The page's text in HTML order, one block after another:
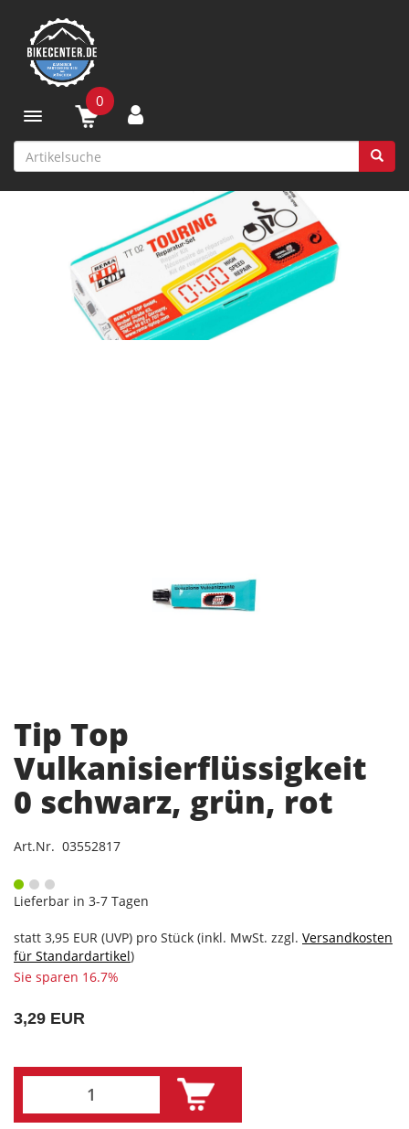
Toggle navigation
0
Tip Top
Vulkanisierflüssigkeit
0 schwarz, grün, rot
Art.Nr. 03552817
Lieferbar in 3-7 Tagen
statt 3,95 EUR (UVP) pro Stück (inkl. MwSt. zzgl. Versandkosten
für Standardartikel)
Sie sparen 16.7%
3,29 EUR